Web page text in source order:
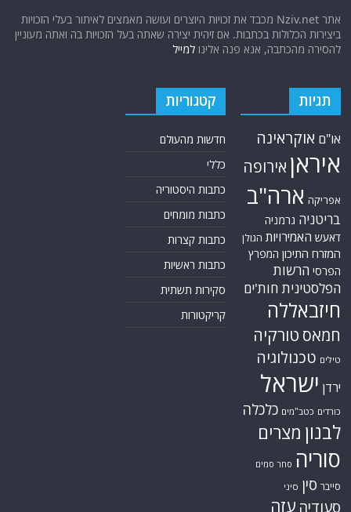
אתר Nziv.net מכבד את זכויות היוצרים ועושה מאמצים לאיתור בעלי הזכויות
ביצירות הכלולות בכתבות. אם זיהית יצירה שאתה בעל הזכויות בה ואתה מעוניין
להסירה מהכתבה, אנא פנה אלינולמייל
תגיות
או"ם אוקראינה
איראן אירופה
אפריקה ארה"ב
בריטניה גרמניה
דאעש האמירויות הגולן
המזרח התיכון המפרץ
הפרסי הרשות
הפלסטינית חות'ים
חיזבאללה
חמאס טורקיה
טילים טכנולוגיה
ירדן ישראל
כורדים כטב"מים כלכלה
לבנון מצרים
סוריה סחר סמים
סייבר סין סיני
סעודיה עזה
קטגוריות
חדשות מהעולם
כללי
כתבות היסטוריה
כתבות מומחים
כתבות קצרות
כתבות ראשיות
סקירות תשתית
קריקטורות